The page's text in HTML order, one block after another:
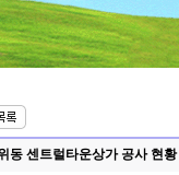
동 센트럴타운상가 공사 현